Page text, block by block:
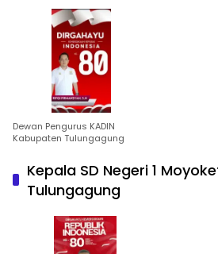
Dewan Pengurus KADIN
Kabupaten Tulungagung
Kepala SD Negeri 1
Tulungagung